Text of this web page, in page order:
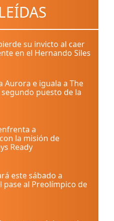
su invicto al caer
en el Hernando Siles
Aurora e iguala a The
puesto de la
a
la misión de
Ready
este sábado a
pase al Preolímpico de